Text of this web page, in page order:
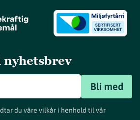
nyhetsbrev
Bli med
du våre vilkår i henhold til vår